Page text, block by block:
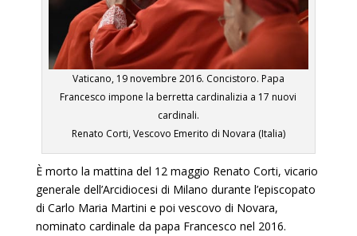
Vaticano, 19 novembre 2016. Concistoro. Papa
Francesco impone la berretta cardinalizia a 17 nuovi
cardinali.
Renato Corti, Vescovo Emerito di Novara (Italia)
È morto la mattina del 12 maggio Renato Corti, vicario
generale dell’Arcidiocesi di Milano durante l’episcopato
di Carlo Maria Martini e poi vescovo di Novara,
nominato cardinale da papa Francesco nel 2016.